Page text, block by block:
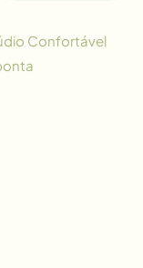
Confortável